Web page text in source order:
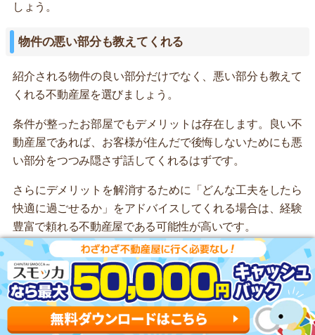
しょう。
物件の悪い部分も教えてくれる
紹介される物件の良い部分だけでなく、悪い部分も教えて
くれる不動産屋を選びましょう。
条件が整ったお部屋でもデメリットは存在します。良い不
動産屋であれば、お客様が住んだで後悔しないためにも悪
い部分をつつみ隠さず話してくれるはずです。
さらにデメリットを解消するために「どんな工夫をしたら
快適に過ごせるか」をアドバイスしてくれる場合は、経験
豊富で頼れる不動産屋である可能性が高いです。
問い合わせの返信が早くて丁寧
問い合わせの返信が早くて丁寧な不動産屋を選びましょ